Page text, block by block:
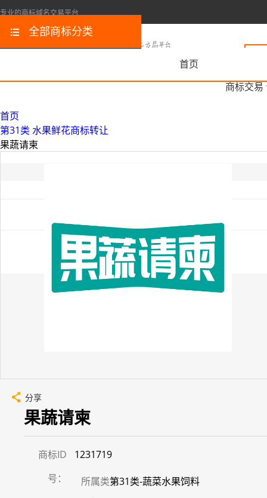
专业的商标域名交易平台
首页
商标交易
全部商标分类
首页
第31类 水果鲜花商标转让
果蔬请柬
分享
果蔬请柬
商标ID
号：
1231719
所属类第31类-蔬菜水果饲料